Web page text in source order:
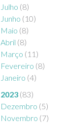
Julho (8)
Junho (10)
Maio (8)
Abril (8)
Março (11)
Fevereiro (8)
Janeiro (4)
2023 (83)
Dezembro (5)
Novembro (7)